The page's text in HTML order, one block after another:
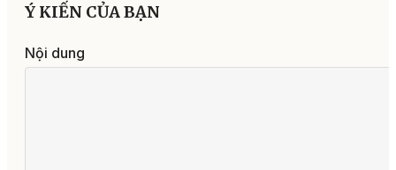
Ý KIẾN CỦA BẠN
Nội dung